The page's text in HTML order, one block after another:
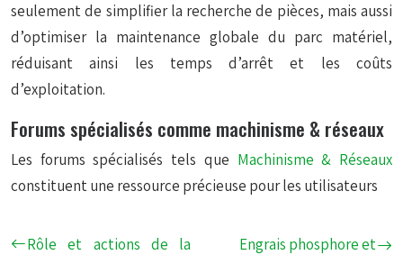
seulement de simplifier la recherche de pièces, mais aussi
d’optimiser la maintenance globale du parc matériel,
réduisant ainsi les temps d’arrêt et les coûts
d’exploitation.
Forums spécialisés comme machinisme & réseaux
Les forums spécialisés tels que Machinisme & Réseaux
constituent une ressource précieuse pour les utilisateurs
Rôle et actions de la
Engrais phosphore et